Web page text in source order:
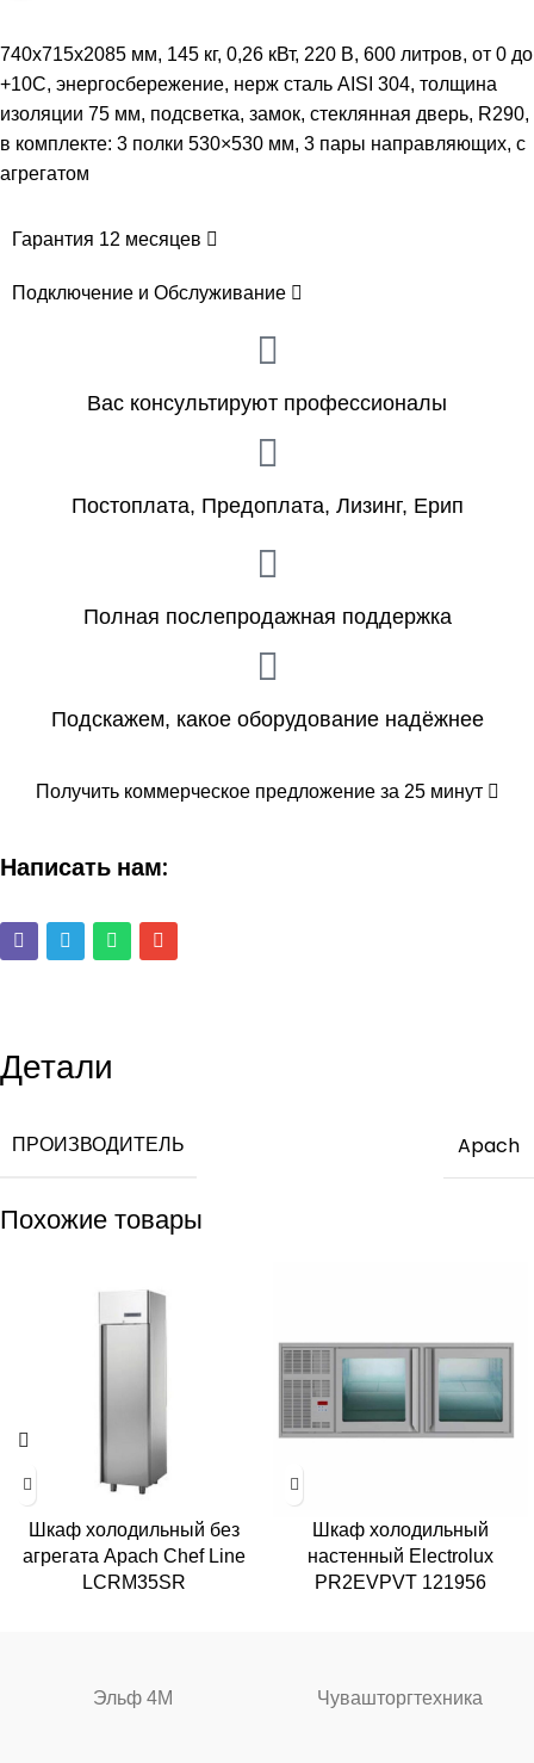
740х715х2085 мм, 145 кг, 0,26 кВт, 220 В, 600 литров, от 0 до
+10С, энергосбережение, нерж сталь AISI 304, толщина
изоляции 75 мм, подсветка, замок, стеклянная дверь, R290,
в комплекте: 3 полки 530×530 мм, 3 пары направляющих, с
агрегатом
Гарантия 12 месяцев
Подключение и Обслуживание
Вас консультируют профессионалы
Постоплата, Предоплата, Лизинг, Ерип
Полная послепродажная поддержка
Подскажем, какое оборудование надёжнее
Получить коммерческое предложение за 25 минут
Написать нам:
Детали
ПРОИЗВОДИТЕЛЬ Apach
Похожие товары
Шкаф холодильный без
агрегата Apach Chef Line
LCRM35SR
Шкаф холодильный
настенный Electrolux
PR2EVPVT 121956
Эльф 4М Чувашторгтехника